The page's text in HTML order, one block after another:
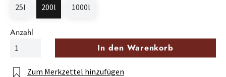
25l 200l 1000l
Anzahl
In den Warenkorb
Zum Merkzettel hinzufügen